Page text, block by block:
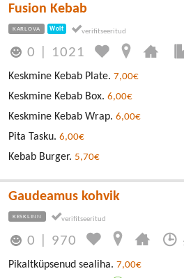
Fusion Kebab
KARLOVA Wolt
0 1021
Keskmine Kebab Plate. 7,00€
Keskmine Kebab Box. 6,00€
Keskmine Kebab Wrap. 6,00€
Pita Tasku. 6,00€
Kebab Burger. 5,70€
Gaudeamus kohvik
KESKLINN
0 970
Pikaltküpsenud sealiha. 7,00€